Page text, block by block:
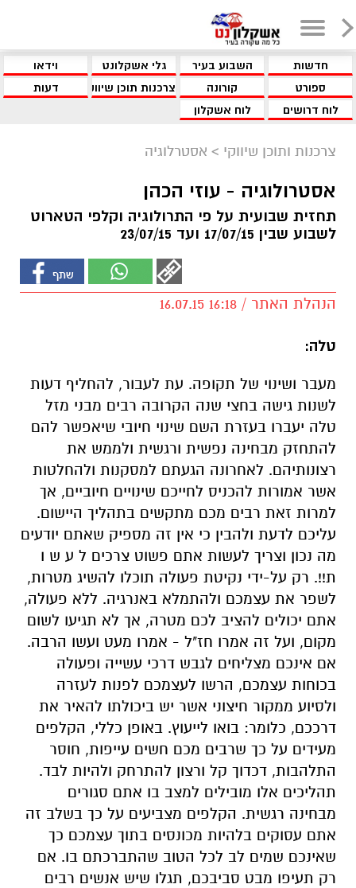
חדשות השבוע בעיר גלי אשקלונט
וידאו
ספורט
קורונה צרכנות תוכן שיווקי
דעות
לוח דרושים
לוח אשקלון
צרכנות ותוכן שיווקי > אסטרלוגיה
אסטרולוגיה - עוזי הכהן
תחזית שבועית על פי התרולוגיה וקלפי הטארוט
לשבוע שבין 17/07/15 ועד 23/07/15
הנהלת האתר / 16:18 16.07.15
טלה:
מעבר ושינוי של תקופה. עת לעבור, להחליף דעות
לשנות גישה בחצי שנה הקרובה רבים מבני מזל
טלה יעברו בעזרת השם שינוי חיובי שיאפשר להם
להתחזק מבחינה נפשית ורגשית ולממש את
רצונותיהם. לאחרונה הגעתם למסקנות ולהחלטות
אשר אמורות להכניס לחייכם שינויים חיוביים, אך
למרות זאת רבים מכם מתקשים בתהליך היישום.
עליכם לדעת ולהבין כי אין זה מספיק שאתם יודעים
מה נכון וצריך לעשות אתם פשוט צרכים ל ע ש ו
ת!!. רק על-ידי נקיטת פעולה תוכלו להשיג מטרות,
לשפר את עצמכם ולהתמלא באנרגיה. ללא פעולה,
אתם יכולים להציב לכם מטרה, אך לא תגיעו לשום
מקום, ועל זה אמרו חז"ל - אמרו מעט ועשו הרבה.
אם אינכם מצליחים לגבש דרכי עשייה ופעולה
בכוחות עצמכם, הרשו לעצמכם לפנות לעזרה
ולסיוע ממקור חיצוני אשר יש ביכולתו להאיר את
דרככם, כלומר: בואו לייעוץ. באופן כללי, הקלפים
מעידים על כך שרבים מכם חשים עייפות, חוסר
התלהבות, דכדוך קל ורצון להתרחק ולהיות לבד.
תהליכים אלו מובילים למצב בו אתם סגורים
מבחינה רגשית. הקלפים מצביעים על כך בשלב זה
אתם עסוקים בלהיות מכונסים בתוך עצמכם כך
שאינכם שמים לב לכל הטוב שהתברכתם בו. אם
רק תעיפו מבט סביבכם, תגלו שיש אנשים רבים